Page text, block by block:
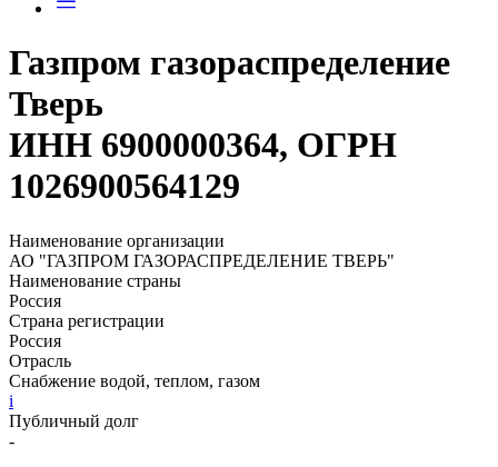
Газпром газораспределение
Тверь
ИНН 6900000364, ОГРН
1026900564129
Наименование организации
АО "ГАЗПРОМ ГАЗОРАСПРЕДЕЛЕНИЕ ТВЕРЬ"
Наименование страны
Россия
Страна регистрации
Россия
Отрасль
Снабжение водой, теплом, газом
i
Публичный долг
-